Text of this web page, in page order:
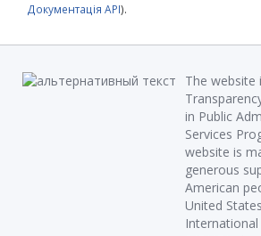
Документація API).
The website
in Public
Services
website is
generous
American
United